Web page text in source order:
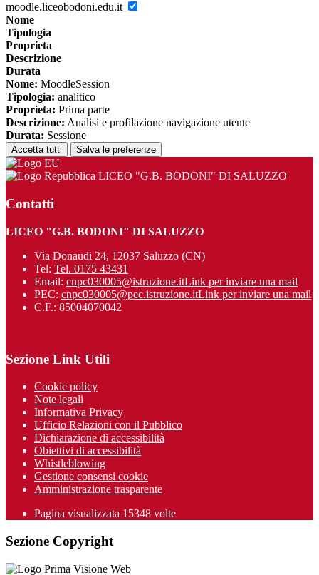
moodle.liceobodoni.edu.it
Nome
Tipologia
Proprieta
Descrizione
Durata
Nome: MoodleSession
Tipologia: analitico
Proprieta: Prima parte
Descrizione: Analisi e profilazione navigazione utente
Durata: Sessione
Accetta tutti Salva le preferenze
LICEO "G.B. BODONI" DI SALUZZO
Contatti
LICEO "G.B. BODONI" DI SALUZZO
Via Donaudi 24, 12037 Saluzzo (CN)
Tel: Tel. 0175 43431
Email: cnpc030005@istruzione.itLink per inviare una mail
PEC: cnpc030005@pec.istruzione.itLink per inviare una mail
C.F.: 85004070042
Sezione Link Utili
Cookie policy
Note legali
Informativa Privacy
Ufficio Relazioni con il Pubblico
Dichiarazione di accessibilità
Obiettivi di accessibilità
Whistleblowing
Gestione consensi cookie
Amministrazione trasparente
Pagina visualizzata 15348 volte
Sezione Copyright